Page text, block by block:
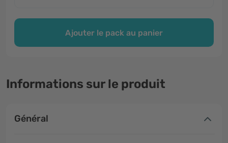
Ajouter le pack au panier
Informations sur le produit
Général